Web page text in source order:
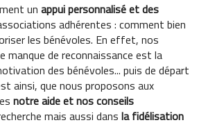
un appui personnalisé et des
adhérentes : comment bien
les bénévoles. En effet, nos
manque de reconnaissance est la
des bénévoles... puis de départ
ainsi, que nous proposons aux
notre aide et nos conseils
mais aussi dans la fidélisation